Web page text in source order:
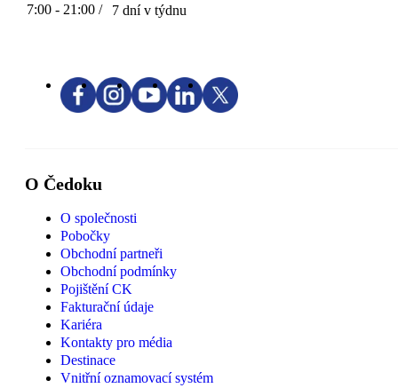
7:00 - 21:00 / 7 dní v týdnu
O Čedoku
O společnosti
Pobočky
Obchodní partneři
Obchodní podmínky
Pojištění CK
Fakturační údaje
Kariéra
Kontakty pro média
Destinace
Vnitřní oznamovací systém